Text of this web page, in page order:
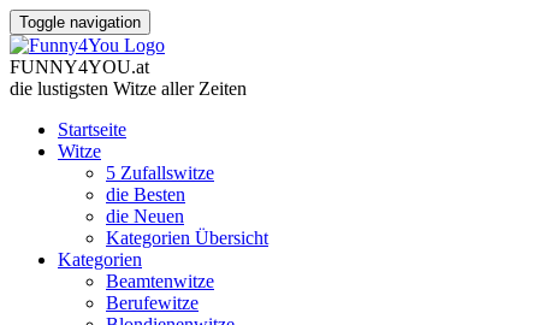
Toggle navigation
FUNNY4YOU.at
die lustigsten Witze aller Zeiten
Startseite
Witze
5 Zufallswitze
die Besten
die Neuen
Kategorien Übersicht
Kategorien
Beamtenwitze
Berufewitze